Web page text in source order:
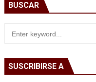
BUSCAR
SUSCRIBIRSE A